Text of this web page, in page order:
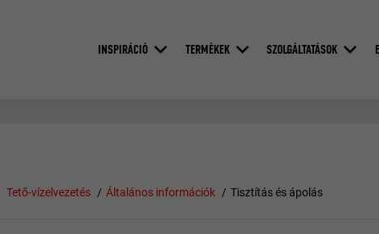
INSPIRÁCIÓ TERMÉKEK SZOLGÁLTATÁSOK
Tető-vízelvezetés Általános információk Tisztítás és ápolás